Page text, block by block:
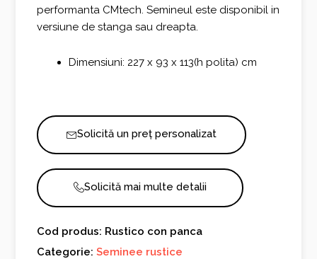
performanta CMtech. Semineul este disponibil in
versiune de stanga sau dreapta.
Dimensiuni: 227 x 93 x 113(h polita) cm
Solicită un preț personalizat
Solicită mai multe detalii
Cod produs: Rustico con panca
Categorie:Seminee rustice